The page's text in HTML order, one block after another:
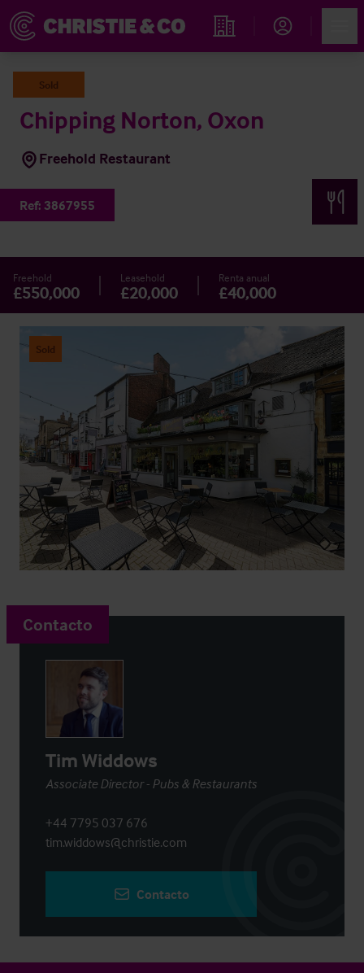
Propiedades
Sold
Chipping Norton, Oxon
Freehold Restaurant
Ref: 3867955
Freehold
£550,000
Leasehold
£20,000
Renta anual
£40,000
Sold
Contacto
Tim Widdows
Associate Director - Pubs & Restaurants
+44 7795 037 676
tim.widdows@christie.com
Contacto